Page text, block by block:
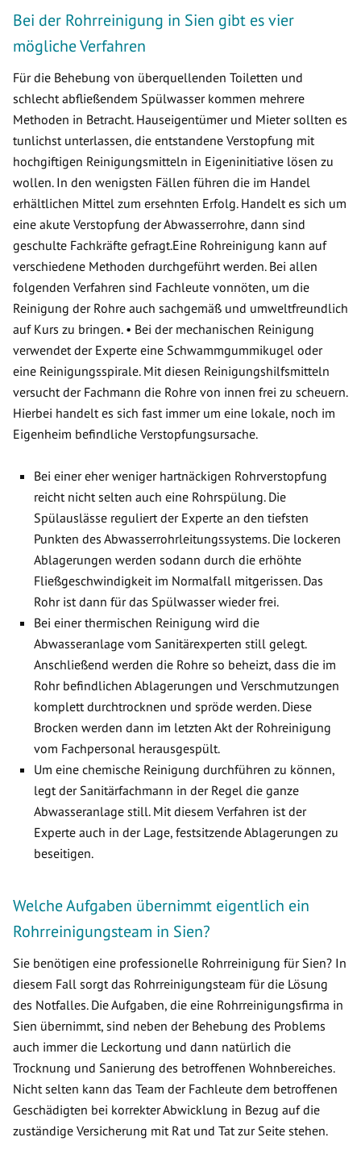
Bei der Rohrreinigung in Sien gibt es vier
mögliche Verfahren
Für die Behebung von überquellenden Toiletten und
schlecht abfließendem Spülwasser kommen mehrere
Methoden in Betracht. Hauseigentümer und Mieter sollten es
tunlichst unterlassen, die entstandene Verstopfung mit
hochgiftigen Reinigungsmitteln in Eigeninitiative lösen zu
wollen. In den wenigsten Fällen führen die im Handel
erhältlichen Mittel zum ersehnten Erfolg. Handelt es sich um
eine akute Verstopfung der Abwasserrohre, dann sind
geschulte Fachkräfte gefragt.Eine Rohreinigung kann auf
verschiedene Methoden durchgeführt werden. Bei allen
folgenden Verfahren sind Fachleute vonnöten, um die
Reinigung der Rohre auch sachgemäß und umweltfreundlich
auf Kurs zu bringen. • Bei der mechanischen Reinigung
verwendet der Experte eine Schwammgummikugel oder
eine Reinigungsspirale. Mit diesen Reinigungshilfsmitteln
versucht der Fachmann die Rohre von innen frei zu scheuern.
Hierbei handelt es sich fast immer um eine lokale, noch im
Eigenheim befindliche Verstopfungsursache.
Bei einer eher weniger hartnäckigen Rohrverstopfung
reicht nicht selten auch eine Rohrspülung. Die
Spülauslässe reguliert der Experte an den tiefsten
Punkten des Abwasserrohrleitungssystems. Die lockeren
Ablagerungen werden sodann durch die erhöhte
Fließgeschwindigkeit im Normalfall mitgerissen. Das
Rohr ist dann für das Spülwasser wieder frei.
Bei einer thermischen Reinigung wird die
Abwasseranlage vom Sanitärexperten still gelegt.
Anschließend werden die Rohre so beheizt, dass die im
Rohr befindlichen Ablagerungen und Verschmutzungen
komplett durchtrocknen und spröde werden. Diese
Brocken werden dann im letzten Akt der Rohreinigung
vom Fachpersonal herausgespült.
Um eine chemische Reinigung durchführen zu können,
legt der Sanitärfachmann in der Regel die ganze
Abwasseranlage still. Mit diesem Verfahren ist der
Experte auch in der Lage, festsitzende Ablagerungen zu
beseitigen.
Welche Aufgaben übernimmt eigentlich ein
Rohrreinigungsteam in Sien?
Sie benötigen eine professionelle Rohrreinigung für Sien? In
diesem Fall sorgt das Rohrreinigungsteam für die Lösung
des Notfalles. Die Aufgaben, die eine Rohrreinigungsfirma in
Sien übernimmt, sind neben der Behebung des Problems
auch immer die Leckortung und dann natürlich die
Trocknung und Sanierung des betroffenen Wohnbereiches.
Nicht selten kann das Team der Fachleute dem betroffenen
Geschädigten bei korrekter Abwicklung in Bezug auf die
zuständige Versicherung mit Rat und Tat zur Seite stehen.